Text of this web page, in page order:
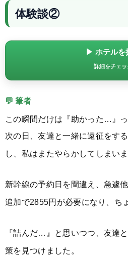
体験談②
▶ ホテルを
詳細をチェッ
💬 筆者
この瞬間だけは『助かった…』っ
次の日、友達と一緒に遠征をす
し、私はまたやらかしてしまいま
新幹線の予約日を間違え、急遽
追加で2855円が必要になり、ち
『詰んだ…』と思いつつ、友達
策を見つけました。